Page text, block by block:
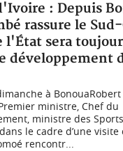
: Depuis
rassure le
l'État sera
développement
à
ministre, Chef du
ministre des
le cadre d’une
rencontr...